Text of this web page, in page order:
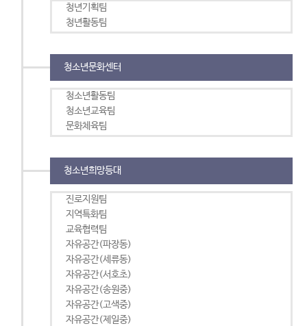
청년기획팀
청년활동팀
청소년문화센터
청소년활동팀
청소년교육팀
문화체육팀
청소년희망등대
진로지원팀
지역특화팀
교육협력팀
자유공간(파장동)
자유공간(세류동)
자유공간(서호초)
자유공간(송원중)
자유공간(고색중)
자유공간(제일중)